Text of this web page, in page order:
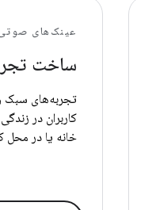
عینک‌های
ساخت
تجربه‌های سبک
کاربران در
خانه یا در محل